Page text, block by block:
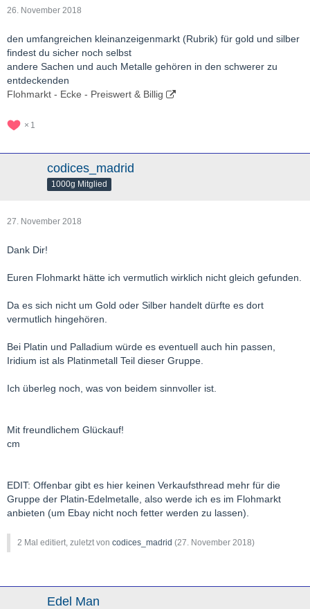
26. November 2018
den umfangreichen kleinanzeigenmarkt (Rubrik) für gold und silber
findest du sicher noch selbst
andere Sachen und auch Metalle gehören in den schwerer zu
entdeckenden
Flohmarkt - Ecke - Preiswert & Billig
1
codices_madrid
1000g Mitglied
27. November 2018
Dank Dir!
Euren Flohmarkt hätte ich vermutlich wirklich nicht gleich gefunden.
Da es sich nicht um Gold oder Silber handelt dürfte es dort
vermutlich hingehören.
Bei Platin und Palladium würde es eventuell auch hin passen,
Iridium ist als Platinmetall Teil dieser Gruppe.
Ich überleg noch, was von beidem sinnvoller ist.
Mit freundlichem Glückauf!
cm
EDIT: Offenbar gibt es hier keinen Verkaufsthread mehr für die
Gruppe der Platin-Edelmetalle, also werde ich es im Flohmarkt
anbieten (um Ebay nicht noch fetter werden zu lassen).
2 Mal editiert, zuletzt von codices_madrid (27. November 2018)
Edel Man